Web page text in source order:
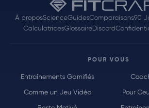
À proposScienceGuidesComparaisons90
CalculatricesGlossaireDiscord
POUR VOUS
Entraînements Gamifiés
Comme un Jeu Vidéo Pour